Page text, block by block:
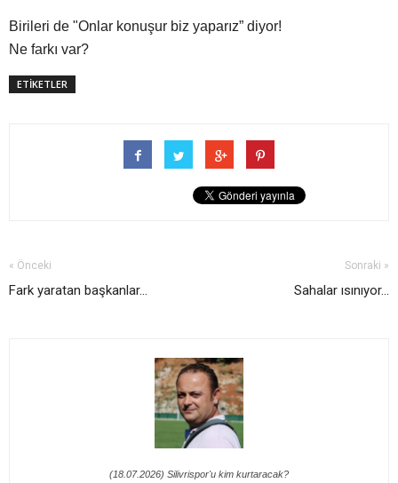
Birileri de "Onlar konuşur biz yaparız” diyor!
Ne farkı var?
ETİKETLER
« Önceki
Fark yaratan başkanlar...
Sonraki »
Sahalar ısınıyor...
(18.07.2026) Silivrispor'u kim kurtaracak?